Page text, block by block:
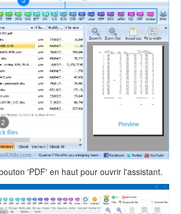
'PDF' en haut pour ouvrir l'assistant.